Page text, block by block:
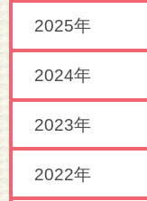
2025年
2024年
2023年
2022年